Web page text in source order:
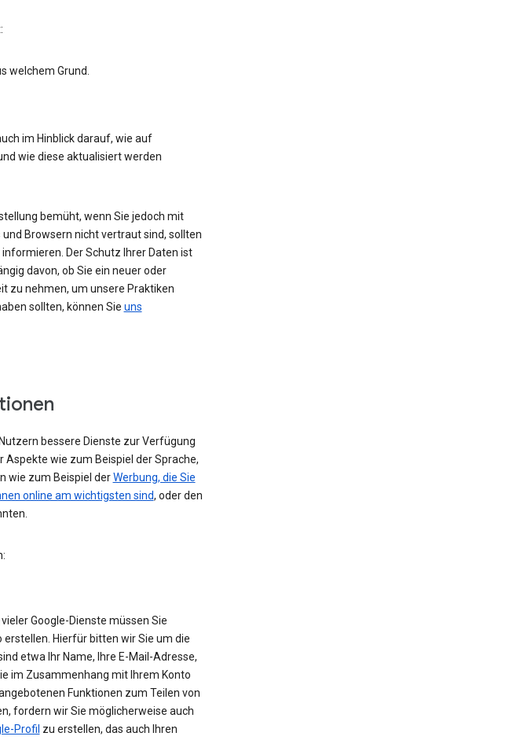
welchem Grund.
im Hinblick darauf, wie auf
wie diese aktualisiert werden
bemüht, wenn Sie jedoch mit
Browsern nicht vertraut sind, sollten
informieren. Der Schutz Ihrer Daten ist
davon, ob Sie ein neuer oder
zu nehmen, um unsere Praktiken
sollten, können Sie uns
bessere Dienste zur Verfügung
wie zum Beispiel der Sprache,
wie zum Beispiel derWerbung, die Sie
online am wichtigsten sind, oder den
Google-Dienste müssen Sie
Hierfür bitten wir Sie um die
etwa Ihr Name, Ihre E-Mail-Adresse,
im Zusammenhang mit Ihrem Konto
Funktionen zum Teilen von
fordern wir Sie möglicherweise auch
Profil zu erstellen, das auch Ihren